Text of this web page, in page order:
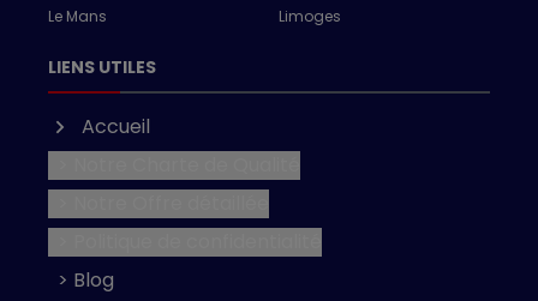
Le Mans
Limoges
LIENS UTILES
Accueil
> Blog